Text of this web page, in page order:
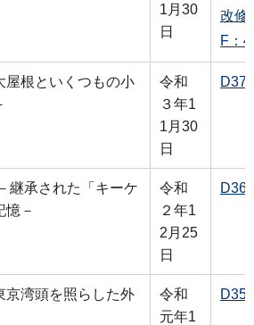
1月30
日
改修
F：
根といくつもの小
令和
３年1
1月30
日
D37
継承された「キーケ
憶－
令和
２年1
2月25
日
D36
京湾頭を照らした外
令和
元年1
D35